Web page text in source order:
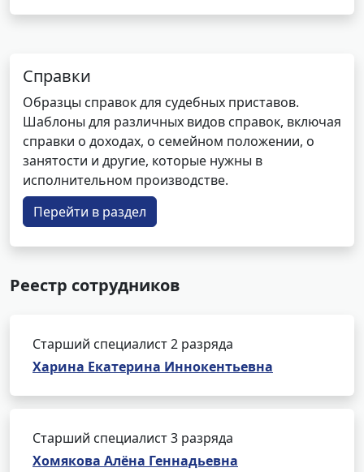
Справки
Образцы справок для судебных приставов.
Шаблоны для различных видов справок, включая
справки о доходах, о семейном положении, о
занятости и другие, которые нужны в
исполнительном производстве.
Перейти в раздел
Реестр сотрудников
Старший специалист 2 разряда
Харина Екатерина Иннокентьевна
Старший специалист 3 разряда
Хомякова Алёна Геннадьевна